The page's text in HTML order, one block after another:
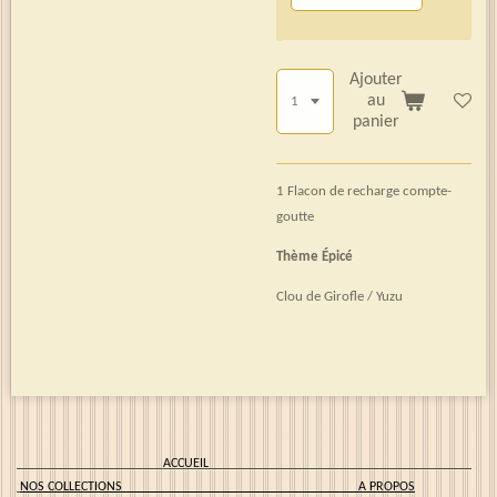
Ajouter
au
panier
1 Flacon de recharge compte-
goutte
Thème Épicé
Clou de Girofle / Yuzu
ACCUEIL
NOS COLLECTIONS A PROPOS